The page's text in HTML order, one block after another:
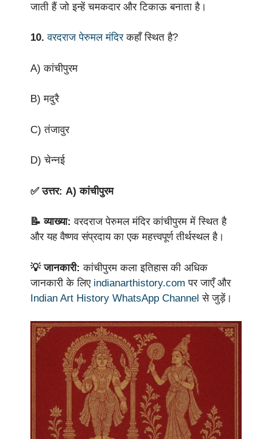
जाती हैं जो इन्हें चमकदार और टिकाऊ बनाता है।
10.वरदराज पेरुमल मंदिरकहाँ स्थित है?
A) कांचीपुरम
B) मदुरै
C) तंजावुर
D) चेन्नई
✅ उत्तर: A) कांचीपुरम
📝 व्याख्या:वरदराज पेरुमल मंदिर कांचीपुरम में स्थित है
और यह वैष्णव संप्रदाय का एक महत्त्वपूर्ण तीर्थस्थल है।
💡 जानकारी:कांचीपुरम कला इतिहास की अधिक
जानकारी के लिए indianarthistory.com पर जाएँ और
Indian Art History WhatsApp Channel से जुड़ें।